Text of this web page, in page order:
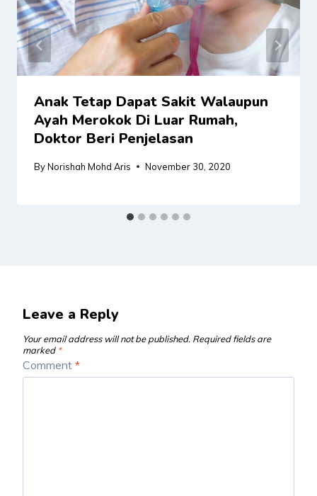
Anak Tetap Dapat Sakit Walaupun
Ayah Merokok Di Luar Rumah,
Doktor Beri Penjelasan
ByNorishah Mohd Aris November 30, 2020
Leave a Reply
Your email address will not be published. Required fields are
marked *
Comment *